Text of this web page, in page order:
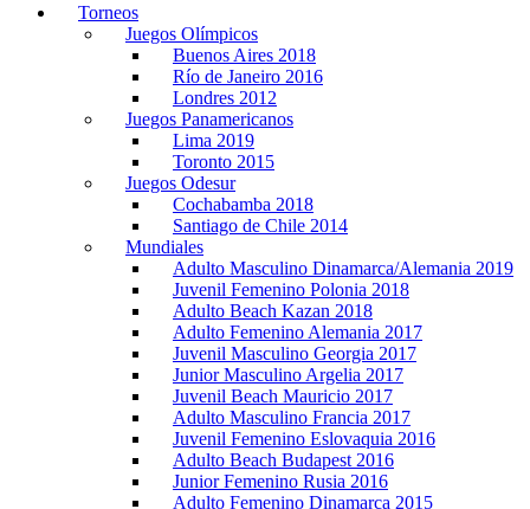
Torneos
Juegos Olímpicos
Buenos Aires 2018
Río de Janeiro 2016
Londres 2012
Juegos Panamericanos
Lima 2019
Toronto 2015
Juegos Odesur
Cochabamba 2018
Santiago de Chile 2014
Mundiales
Adulto Masculino Dinamarca/Alemania 2019
Juvenil Femenino Polonia 2018
Adulto Beach Kazan 2018
Adulto Femenino Alemania 2017
Juvenil Masculino Georgia 2017
Junior Masculino Argelia 2017
Juvenil Beach Mauricio 2017
Adulto Masculino Francia 2017
Juvenil Femenino Eslovaquia 2016
Adulto Beach Budapest 2016
Junior Femenino Rusia 2016
Adulto Femenino Dinamarca 2015